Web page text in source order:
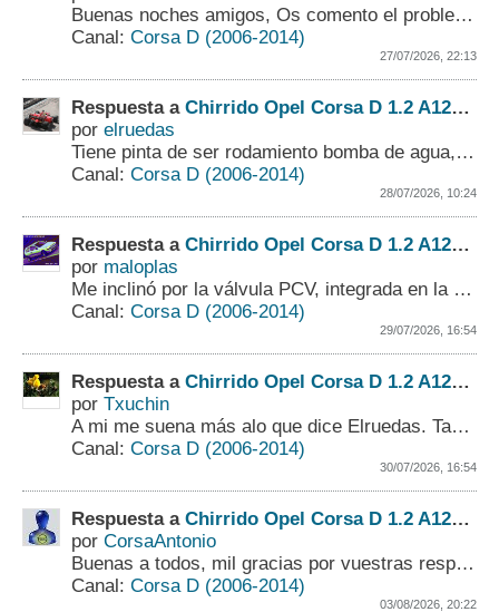
Buenas noches amigos, Os comento el problema que me ha surgido en el coche (Opel Corsa D 1.2. Motor A12XER)
Canal: Corsa D (2006-2014)
27/07/2026, 22:13
Respuesta a Chirrido Opel Corsa D 1.2 A12XER
por elruedas
Tiene pinta de ser rodamiento bomba de agua, o alternador.
Canal: Corsa D (2006-2014)
28/07/2026, 10:24
Respuesta a Chirrido Opel Corsa D 1.2 A12XER
por maloplas
Me inclinó por la válvula PCV, integrada en la tapa de balancines. La succión de aire dentro del motor puede que sea lo que está provocando ese sonido....
Canal: Corsa D (2006-2014)
29/07/2026, 16:54
Respuesta a Chirrido Opel Corsa D 1.2 A12XER
por Txuchin
A mi me suena más alo que dice Elruedas. También es fácil de probar quitar la correa y arrancar el motor. Se hace así la prueba conjunta.
Canal: Corsa D (2006-2014)
30/07/2026, 16:54
Respuesta a Chirrido Opel Corsa D 1.2 A12XER
por CorsaAntonio
Buenas a todos, mil gracias por vuestras respuestas.
Canal: Corsa D (2006-2014)
03/08/2026, 20:22